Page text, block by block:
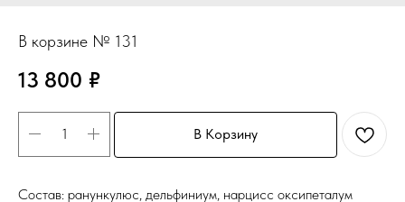
В корзине № 131
13 800 ₽
В Корзину
Состав: ранункулюс, дельфиниум, нарцисс оксипеталум